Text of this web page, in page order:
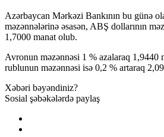
Azərbaycan Mərkəzi Bankının bu günə
məzənnələrinə əsasən, ABŞ dollarının
1,7000 manat olub.
Avronun məzənnəsi 1 % azalaraq 1,9440
rublunun məzənnəsi isə 0,2 % artaraq
Xəbəri bəyəndiniz?
Sosial şəbəkələrdə paylaş